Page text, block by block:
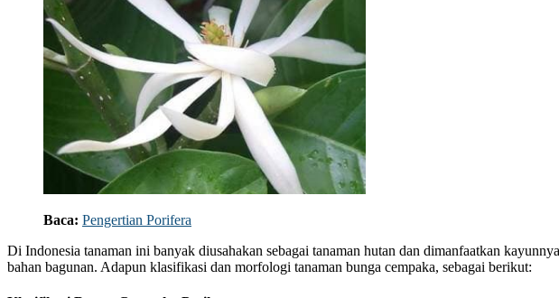
Baca: Pengertian Porifera
Di Indonesia tanaman ini banyak diusahakan sebagai tanaman hutan dan dimanfaatkan
bahan bagunan. Adapun klasifikasi dan morfologi tanaman bunga cempaka, sebagai berikut: